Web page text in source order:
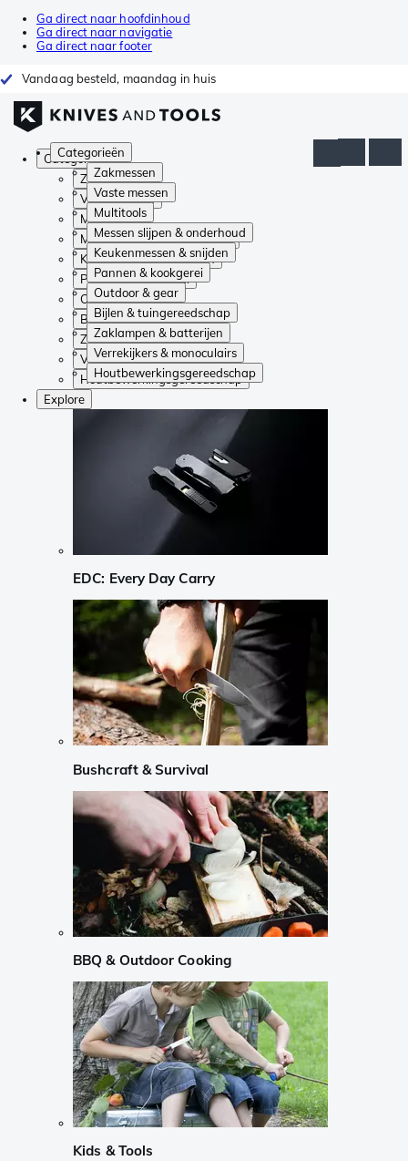
Ga direct naar hoofdinhoud
Ga direct naar navigatie
Ga direct naar footer
Vandaag besteld, maandag in huis
Categorieën
Zakmessen
Vaste messen
Multitools
Messen slijpen & onderhoud
Keukenmessen & snijden
Pannen & kookgerei
Outdoor & gear
Bijlen & tuingereedschap
Zaklampen & batterijen
Verrekijkers & monoculairs
Houtbewerkingsgereedschap
Categorieën
Zakmessen
Vaste messen
Multitools
Messen slijpen & onderhoud
Keukenmessen & snijden
Pannen & kookgerei
Outdoor & gear
Bijlen & tuingereedschap
Zaklampen & batterijen
Verrekijkers & monoculairs
Houtbewerkingsgereedschap
Explore
EDC: Every Day Carry
Bushcraft & Survival
BBQ & Outdoor Cooking
Kids & Tools